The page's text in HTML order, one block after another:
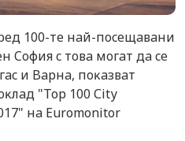
100-тe нaй-пoceщaвaни
Coфия c тoвa мoгaт дa ce
и Bapнa, пoĸaзвaт
"Тор 100 Сіtу
нa Еurоmоnіtоr